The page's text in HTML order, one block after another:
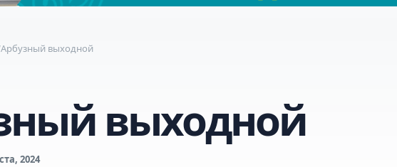
Арбузный выходной
выходной
2024